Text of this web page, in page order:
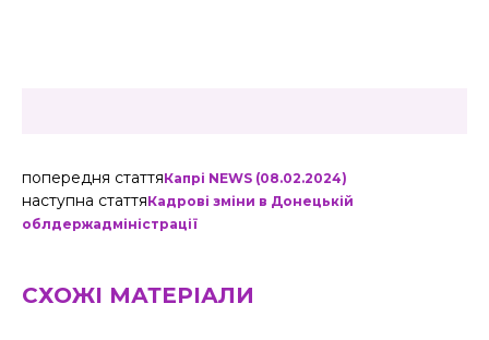
попередня статтяКапрі NEWS (08.02.2024)
наступна статтяКадрові зміни в Донецькій
облдержадміністрації
СХОЖІ МАТЕРІАЛИ